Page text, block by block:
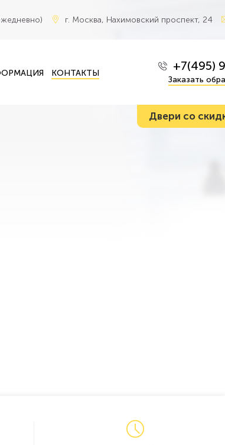
г. Москва, Нахимовский проспект, 24
КОНТАКТЫ +7(495)
Заказать
Двери со